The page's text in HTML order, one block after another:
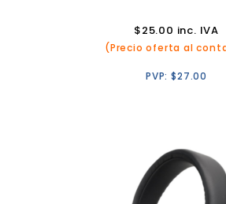
$25.00 inc. IVA
(Precio oferta al
PVP:$27.00